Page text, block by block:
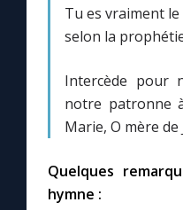
Tu es vraiment
selon la
Intercède pour
notre patronne
Marie, O mère de
Quelques
hymne :